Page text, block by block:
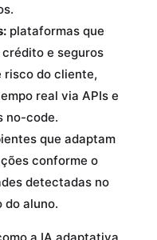
plataformas que
e seguros
risco do cliente,
real via APIs e
no-code.
que adaptam
conforme o
detectadas no
do aluno.